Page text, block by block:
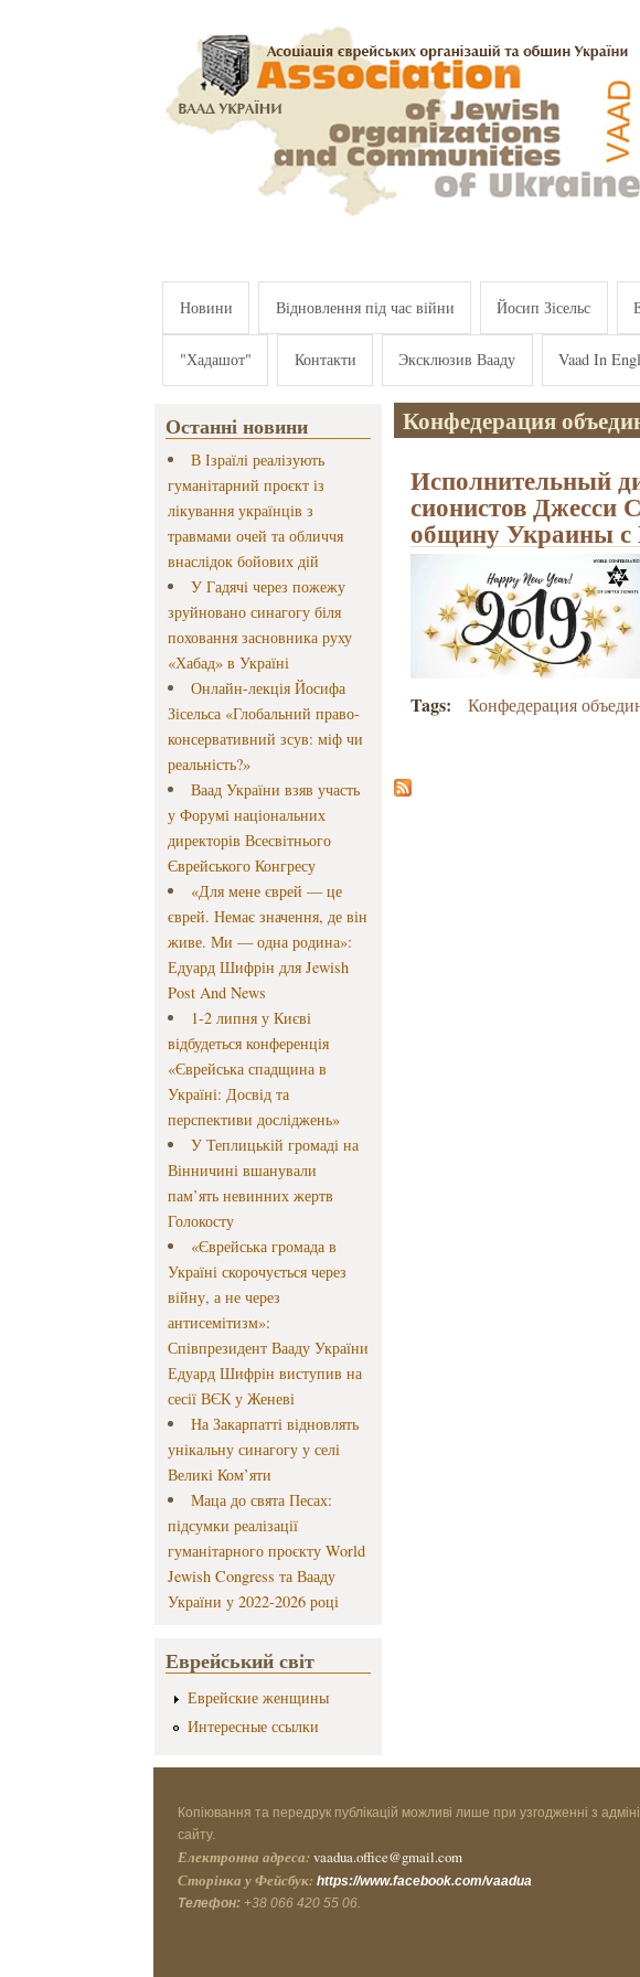
Новини Відновлення під час війни Йосип Зісельс
"Хадашот" Контакти Эксклюзив Вааду Vaad In
Останні новини
В Ізраїлі реалізують
гуманітарний проєкт із
лікування українців з
травмами очей та обличчя
внаслідок бойових дій
У Гадячі через пожежу
зруйновано синагогу біля
поховання засновника руху
«Хабад» в Україні
Онлайн-лекція Йосифа
Зісельса «Глобальний право-
консервативний зсув: міф чи
реальність?»
Ваад України взяв участь
у Форумі національних
директорів Всесвітнього
Єврейського Конгресу
«Для мене єврей — це
єврей. Немає значення, де він
живе. Ми — одна родина»:
Едуард Шифрін для Jewish
Post And News
1-2 липня у Києві
відбудеться конференція
«Єврейська спадщина в
Україні: Досвід та
перспективи досліджень»
У Теплицькій громаді на
Вінничині вшанували
пам’ять невинних жертв
Голокосту
«Єврейська громада в
Україні скорочується через
війну, а не через
антисемітизм»:
Співпрезидент Вааду України
Едуард Шифрін виступив на
сесії ВЄК у Женеві
На Закарпатті відновлять
унікальну синагогу у селі
Великі Ком’яти
Маца до свята Песах:
підсумки реалізації
гуманітарного проєкту World
Jewish Congress та Вааду
України у 2022-2026 році
Еврейський світ
Еврейские женщины
Интересные ссылки
Конфедерация
Исполнительный
сионистов Джесси
общину Украины
Tags: Конфедерация
Копіювання та передрук публікацій можливі лише при узгодженні з
сайту.
Електронна адреса: vaadua.office@gmail.com
Сторінка у Фейсбук: https://www.facebook.com/vaadua
Телефон: +38 066 420 55 06.